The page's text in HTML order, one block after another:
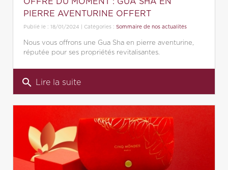
PIERRE AVENTURINE OFFERT
Publié le : 18/01/2024 | Catégories : Sommaire de nos actualités
Nous vous offrons une Gua Sha en pierre aventurine,
réputée pour ses propriétés revitalisantes.
search Lire la suite